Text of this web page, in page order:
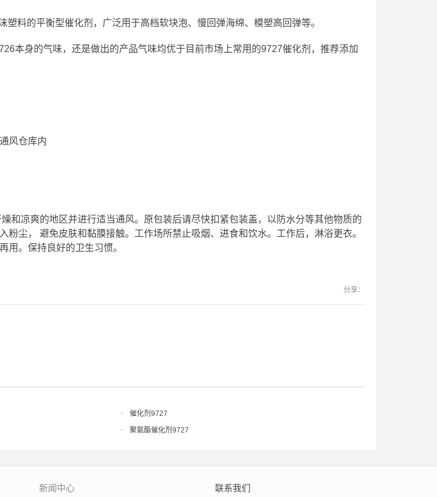
塑料的平衡型催化剂，广泛用于高档软块泡、慢回弹海绵、模塑高回弹等。
本身的气味，还是做出的产品气味均优于目前市场上常用的9727催化剂，推荐添加
风仓库内
和凉爽的地区并进行适当通风。原包装后请尽快扣紧包装盖，以防水分等其他物质的
粉尘， 避免皮肤和黏膜接触。工作场所禁止吸烟、进食和饮水。工作后，淋浴更衣。
用。保持良好的卫生习惯。
分享：
催化剂9727
聚氨酯催化剂9727
新闻中心 联系我们